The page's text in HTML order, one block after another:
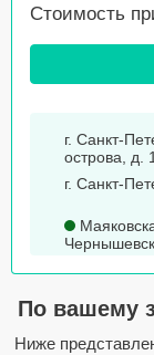
Стоимость
г. Санкт-
острова, д.
г. Санкт-
По вашему
Ниже